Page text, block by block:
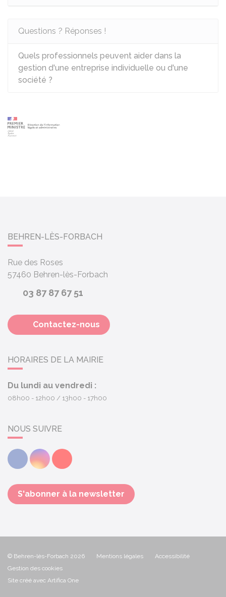
Questions ? Réponses !
Quels professionnels peuvent aider dans la
gestion d'une entreprise individuelle ou d'une
société ?
BEHREN-LÈS-FORBACH
Rue des Roses
57460 Behren-lès-Forbach
03 87 87 67 51
Contactez-nous
HORAIRES DE LA MAIRIE
Du lundi au vendredi :
08h00 - 12h00 13h00 - 17h00
NOUS SUIVRE
FacebookInstagramYoutube
S'abonner à la newsletter
© Behren-lès-Forbach 2026 Mentions légales
Accessibilité
Gestion des cookies
Site créé avec Artifica One